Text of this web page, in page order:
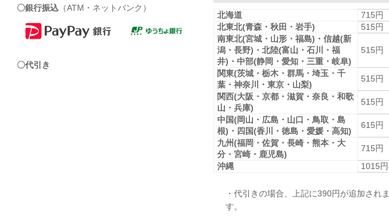
〇銀行振込 （ATM・ネットバンク）
〇代引き
北海道
715円
北東北(青森・秋田・岩手)
515円
南東北(宮城・山形・福島)・信越(新
潟・長野)・北陸(富山・石川・福
井)・中部(静岡・愛知・三重・岐阜)
515円
関東(茨城・栃木・群馬・埼玉・千
葉・神奈川・東京・山梨)
515円
関西(大阪・京都・滋賀・奈良・和歌
山・兵庫)
515円
中国(岡山・広島・山口・鳥取・島
根)・四国(香川・徳島・愛媛・高知)
615円
九州(福岡・佐賀・長崎・熊本・大
分・宮崎・鹿児島)
715円
沖縄
1015円
・代引きの場合、上記に390円が追加されま
す。